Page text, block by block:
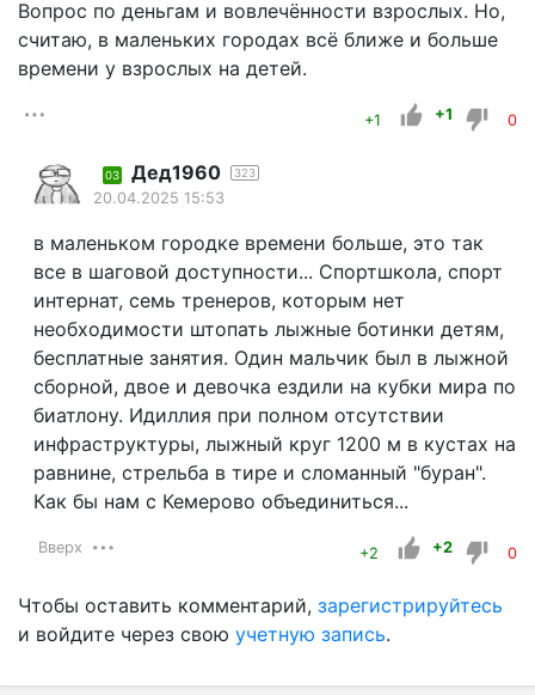
Вопрос по деньгам и вовлечённости взрослых. Но,
считаю, в маленьких городах всё ближе и больше
времени у взрослых на детей.
+1 +1 0
03 Дед1960 323
20.04.2025 15:53
в маленьком городке времени больше, это так
все в шаговой доступности... Спортшкола, спорт
интернат, семь тренеров, которым нет
необходимости штопать лыжные ботинки детям,
бесплатные занятия. Один мальчик был в лыжной
сборной, двое и девочка ездили на кубки мира по
биатлону. Идиллия при полном отсутствии
инфраструктуры, лыжный круг 1200 м в кустах на
равнине, стрельба в тире и сломанный "буран".
Как бы нам с Кемерово объединиться...
Вверх +2 +2 0
Чтобы оставить комментарий, зарегистрируйтесь
и войдите через свою учетную запись.